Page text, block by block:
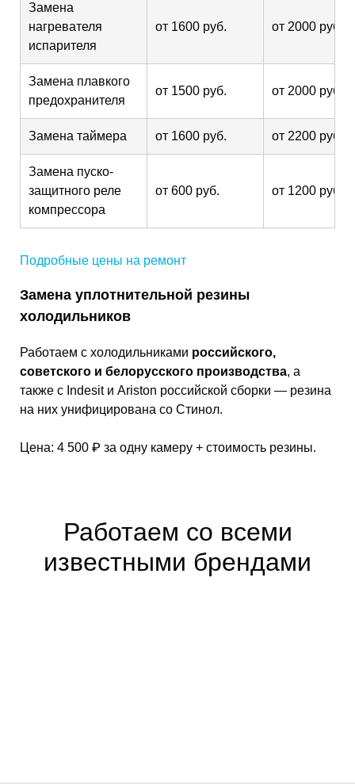
Замена
нагревателя
испарителя
от 1600 руб. от 2000 руб.
Замена плавкого
предохранителя
от 1500 руб. от 2000 руб.
Замена таймера от 1600 руб. от 2200 руб.
Замена пуско-
защитного реле
компрессора
от 600 руб. от 1200 руб.
Подробные цены на ремонт
Замена уплотнительной резины
холодильников
Работаем с холодильниками российского,
советского и белорусского производства, а
также с Indesit и Ariston российской сборки — резина
на них унифицирована со Стинол.
Цена: 4 500 ₽ за одну камеру + стоимость резины.
Работаем со всеми
известными брендами